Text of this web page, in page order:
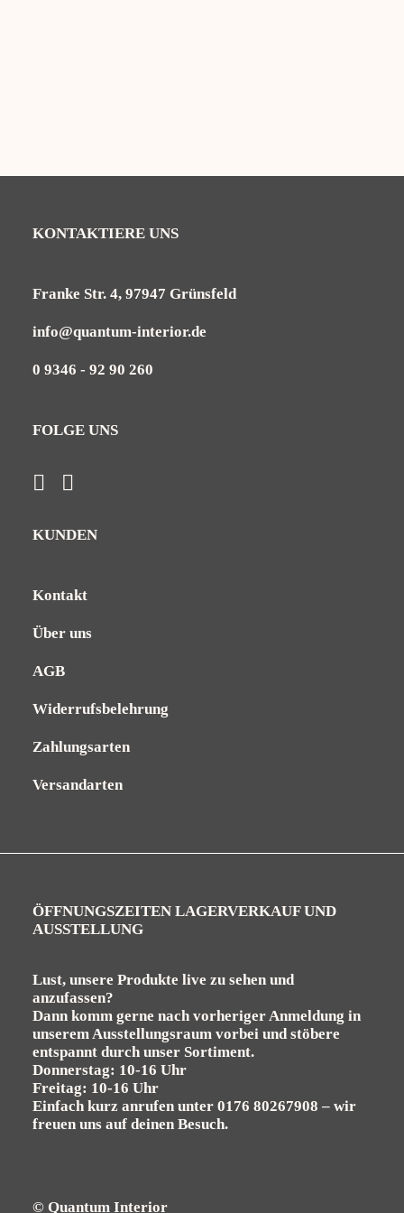
FOLGE UNS
KUNDEN
Kontakt
Über uns
AGB
Widerrufsbelehrung
Zahlungsarten
Versandarten
KONTAKTIERE UNS
Franke Str. 4, 97947 Grünsfeld
info@quantum-interior.de
0 9346 - 92 90 260
ÖFFNUNGSZEITEN LAGERVERKAUF UND
AUSSTELLUNG
Lust, unsere Produkte live zu sehen und
anzufassen?
Dann komm gerne nach vorheriger Anmeldung in
unserem Ausstellungsraum vorbei und stöbere
entspannt durch unser Sortiment.
Donnerstag: 10-16 Uhr
Freitag: 10-16 Uhr
Einfach kurz anrufen unter 0176 80267908 – wir
freuen uns auf deinen Besuch.
© Quantum Interior